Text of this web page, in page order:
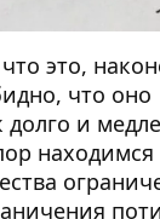
это,
что оно
долго и
находимся